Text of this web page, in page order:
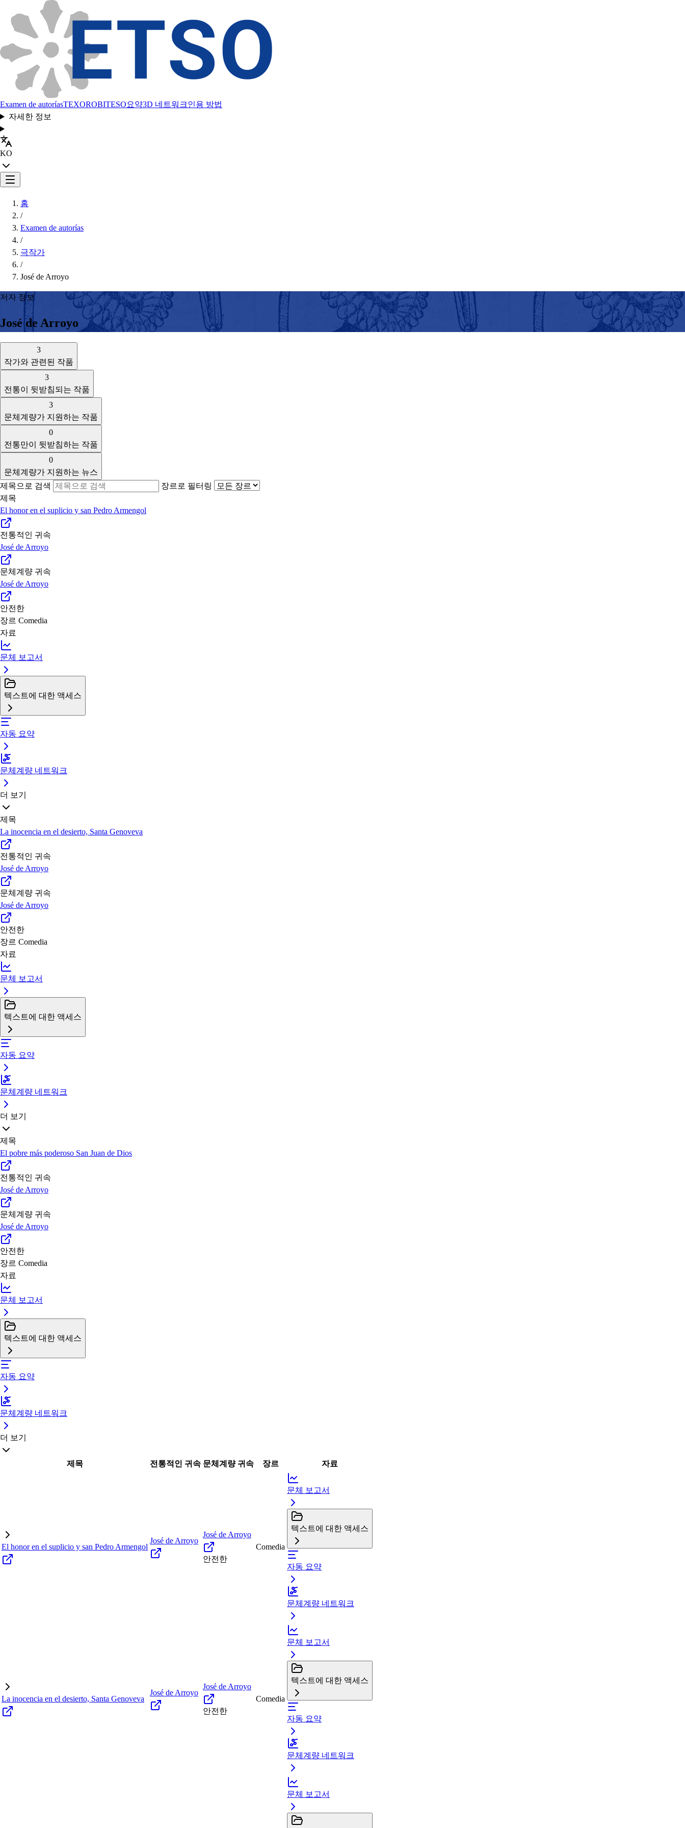
Examen de autoríasTEXOROBITESO요약3D 네트워크인용 방법
자세한 정보
KO
홈
/
Examen de autorías
/
극작가
/
José de Arroyo
저자 정보
José de Arroyo
3
작가와 관련된 작품
3
전통이 뒷받침되는 작품
3
문체계량가 지원하는 작품
0
전통만이 뒷받침하는 작품
0
문체계량가 지원하는 뉴스
제목으로 검색
장르로 필터링
제목
El honor en el suplicio y san Pedro Armengol
전통적인 귀속
José de Arroyo
문체계량 귀속
José de Arroyo
안전한
장르 Comedia
자료
문체 보고서
텍스트에 대한 액세스
자동 요약
문체계량 네트워크
더 보기
제목
La inocencia en el desierto, Santa Genoveva
전통적인 귀속
José de Arroyo
문체계량 귀속
José de Arroyo
안전한
장르 Comedia
자료
문체 보고서
텍스트에 대한 액세스
자동 요약
문체계량 네트워크
더 보기
제목
El pobre más poderoso San Juan de Dios
전통적인 귀속
José de Arroyo
문체계량 귀속
José de Arroyo
안전한
장르 Comedia
자료
문체 보고서
텍스트에 대한 액세스
자동 요약
문체계량 네트워크
더 보기
제목 전통적인 귀속 문체계량 귀속 장르 자료
El honor en el suplicio y san Pedro Armengol
José de Arroyo
José de Arroyo
안전한
Comedia
문체 보고서
텍스트에 대한 액세스
자동 요약
문체계량 네트워크
La inocencia en el desierto, Santa Genoveva
José de Arroyo
José de Arroyo
안전한
Comedia
문체 보고서
텍스트에 대한 액세스
자동 요약
문체계량 네트워크
문체 보고서